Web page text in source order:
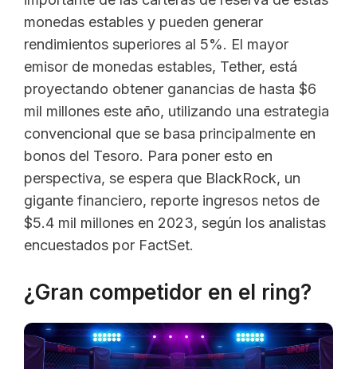
monedas estables y pueden generar
rendimientos superiores al 5%. El mayor
emisor de monedas estables, Tether, está
proyectando obtener ganancias de hasta $6
mil millones este año, utilizando una estrategia
convencional que se basa principalmente en
bonos del Tesoro. Para poner esto en
perspectiva, se espera que BlackRock, un
gigante financiero, reporte ingresos netos de
$5.4 mil millones en 2023, según los analistas
encuestados por FactSet.
¿Gran competidor en el ring?